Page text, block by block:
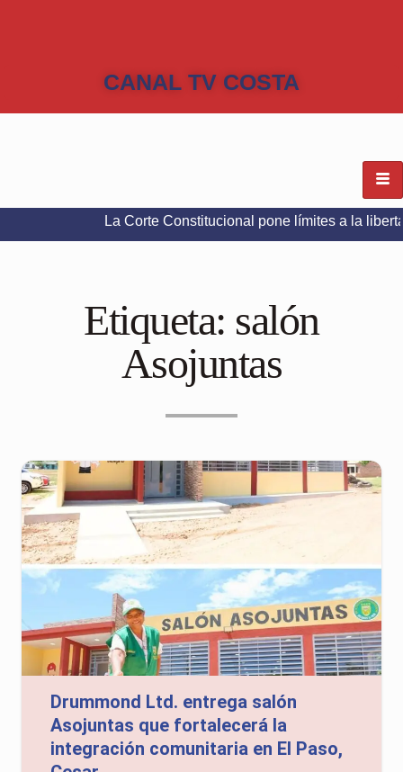
CANAL TV COSTA
La Corte Constitucional pone límites a la libertad de
Etiqueta: salón
Asojuntas
Drummond Ltd. entrega salón
Asojuntas que fortalecerá la
integración comunitaria en El Paso,